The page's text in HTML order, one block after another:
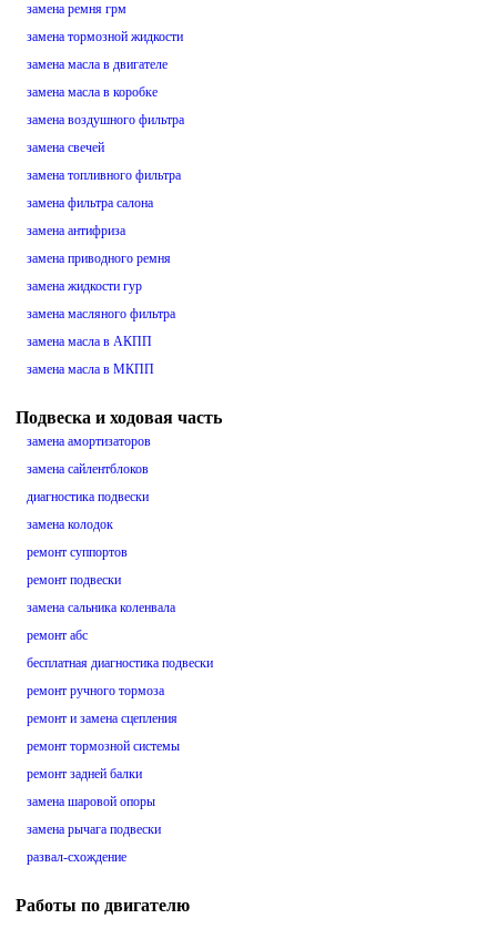
замена ремня грм
замена тормозной жидкости
замена масла в двигателе
замена масла в коробке
замена воздушного фильтра
замена свечей
замена топливного фильтра
замена фильтра салона
замена антифриза
замена приводного ремня
замена жидкости гур
замена масляного фильтра
замена масла в АКПП
замена масла в МКПП
Подвеска и ходовая часть
замена амортизаторов
замена сайлентблоков
диагностика подвески
замена колодок
ремонт суппортов
ремонт подвески
замена сальника коленвала
ремонт абс
бесплатная диагностика подвески
ремонт ручного тормоза
ремонт и замена сцепления
ремонт тормозной системы
ремонт задней балки
замена шаровой опоры
замена рычага подвески
развал-схождение
Работы по двигателю